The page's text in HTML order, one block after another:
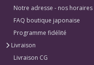
Notre adresse - nos horaires
FAQ boutique japonaise
Programme fidélité
Livraison
Livraison CG